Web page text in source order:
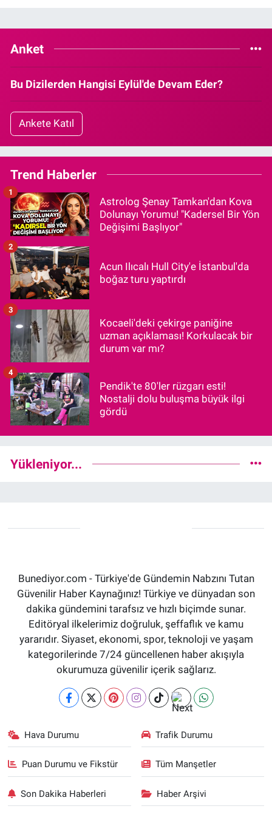
Anket
Bu Dizilerden Hangisi Eylül'de Devam Eder?
Ankete Katıl
Trend Haberler
Astrolog Şenay Tamkan'dan Kova
Dolunayı Yorumu! "Kadersel Bir Yön
Değişimi Başlıyor"
1
Acun Ilıcalı Hull City'e İstanbul'da
boğaz turu yaptırdı
2
Kocaeli'deki çekirge paniğine
uzman açıklaması! Korkulacak bir
durum var mı?
3
Pendik'te 80'ler rüzgarı esti!
Nostalji dolu buluşma büyük ilgi
gördü
4
Yükleniyor...
Bunediyor.com - Türkiye'de Gündemin Nabzını Tutan
Güvenilir Haber Kaynağınız! Türkiye ve dünyadan son
dakika gündemini tarafsız ve hızlı biçimde sunar.
Editöryal ilkelerimiz doğruluk, şeffaflık ve kamu
yararıdır. Siyaset, ekonomi, spor, teknoloji ve yaşam
kategorilerinde 7/24 güncellenen haber akışıyla
okurumuza güvenilir içerik sağlarız.
Hava Durumu Trafik Durumu
Puan Durumu ve Fikstür Tüm Manşetler
Son Dakika Haberleri Haber Arşivi